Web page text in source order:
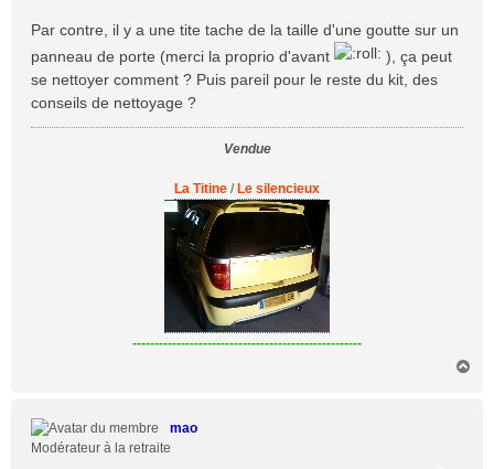
e
Par contre, il y a une tite tache de la taille d'une goutte sur un
panneau de porte (merci la proprio d'avant
), ça peut
se nettoyer comment ? Puis pareil pour le reste du kit, des
conseils de nettoyage ?
Vendue
La Titine / Le silencieux
----------------------------------------------------
mao
Modérateur à la retraite